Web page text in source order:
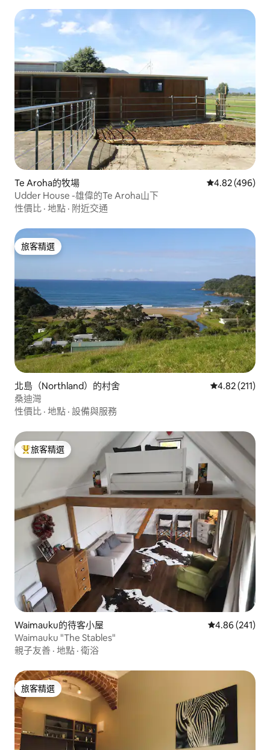
Te Aroha的牧場 從 496 則評價
4.82 (496)
Udder House -雄偉的Te Aroha山下
性價比 · 地點 · 附近交通
旅客精選
旅客精選
北島（Northland）的村舍 從 211 則評價
4.82 (211)
桑迪灣
性價比 · 地點 · 設備與服務
旅客精選榜首
旅客精選
Waimauku的待客小屋 從 241 則評價
4.86 (241)
Waimauku "The Stables"
親子友善 · 地點 · 衛浴
旅客精選
旅客精選